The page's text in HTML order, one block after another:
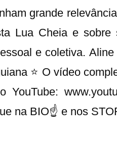
grande
Lua Cheia e
e coletiva.
⭐ O vídeo
YouTube:
na BIO☝ e nos